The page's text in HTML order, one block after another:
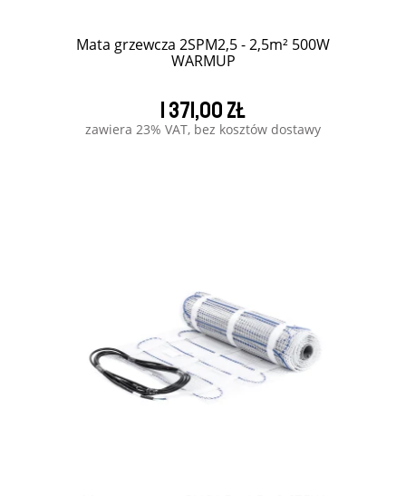
Mata grzewcza 2SPM2,5 - 2,5m² 500W
WARMUP
1 371,00 zł
zawiera 23% VAT, bez kosztów dostawy